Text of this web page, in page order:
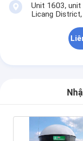
Unit 1603, unit
Licang